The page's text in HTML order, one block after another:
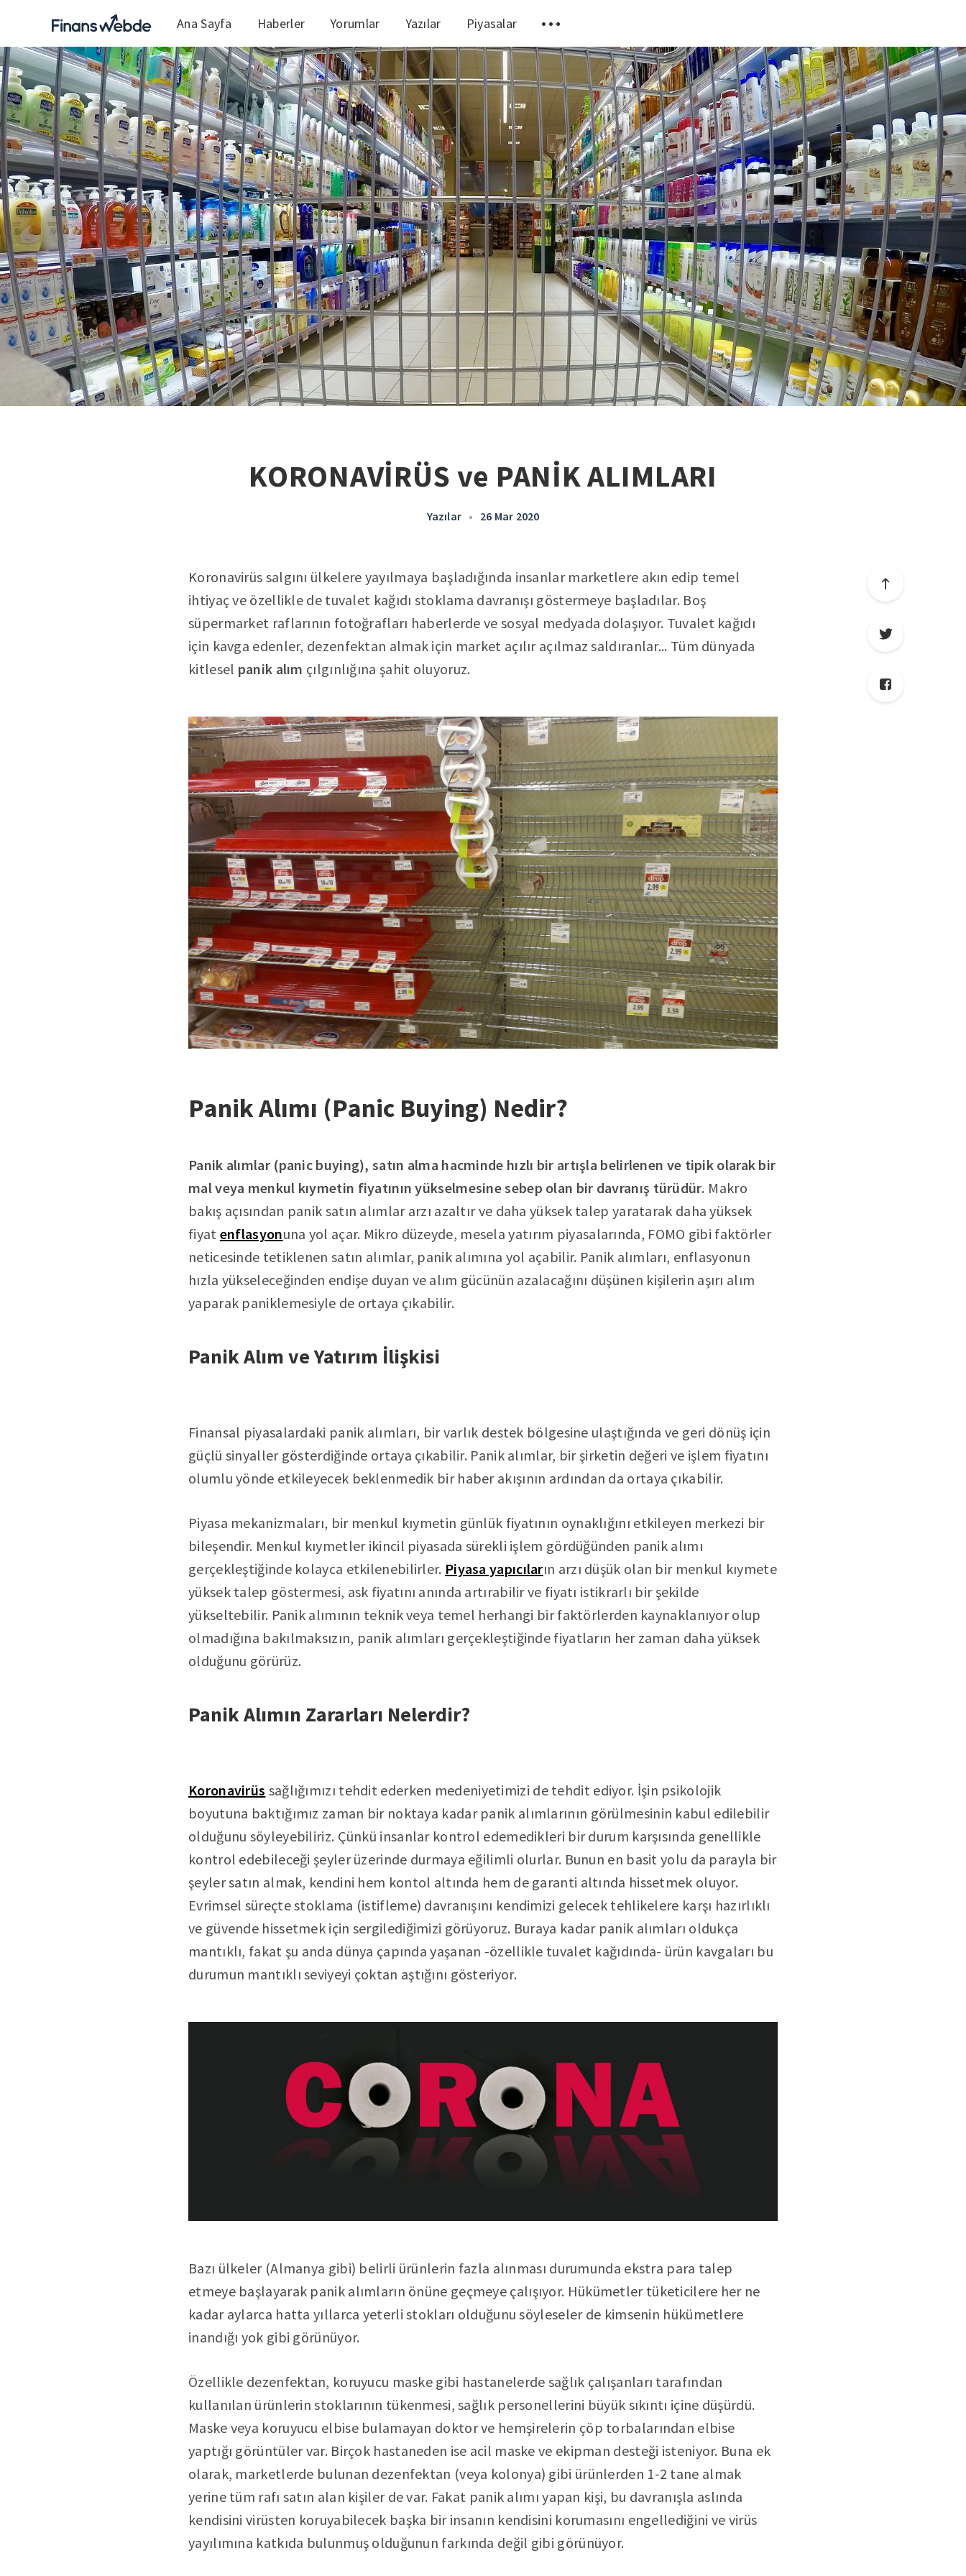
Ana Sayfa Haberler Yorumlar Yazılar Piyasalar
KORONAVİRÜS ve PANİK ALIMLARI
Yazılar • 26 Mar 2020
Koronavirüs salgını ülkelere yayılmaya başladığında insanlar marketlere akın edip temel
ihtiyaç ve özellikle de tuvalet kağıdı stoklama davranışı göstermeye başladılar. Boş
süpermarket raflarının fotoğrafları haberlerde ve sosyal medyada dolaşıyor. Tuvalet kağıdı
için kavga edenler, dezenfektan almak için market açılır açılmaz saldıranlar... Tüm dünyada
kitlesel panik alım çılgınlığına şahit oluyoruz.
Panik Alımı (Panic Buying) Nedir?
Panik alımlar (panic buying), satın alma hacminde hızlı bir artışla belirlenen ve tipik olarak bir
mal veya menkul kıymetin fiyatının yükselmesine sebep olan bir davranış türüdür. Makro
bakış açısından panik satın alımlar arzı azaltır ve daha yüksek talep yaratarak daha yüksek
fiyat enflasyonuna yol açar. Mikro düzeyde, mesela yatırım piyasalarında, FOMO gibi faktörler
neticesinde tetiklenen satın alımlar, panik alımına yol açabilir. Panik alımları, enflasyonun
hızla yükseleceğinden endişe duyan ve alım gücünün azalacağını düşünen kişilerin aşırı alım
yaparak paniklemesiyle de ortaya çıkabilir.
Panik Alım ve Yatırım İlişkisi
Finansal piyasalardaki panik alımları, bir varlık destek bölgesine ulaştığında ve geri dönüş için
güçlü sinyaller gösterdiğinde ortaya çıkabilir. Panik alımlar, bir şirketin değeri ve işlem fiyatını
olumlu yönde etkileyecek beklenmedik bir haber akışının ardından da ortaya çıkabilir.
Piyasa mekanizmaları, bir menkul kıymetin günlük fiyatının oynaklığını etkileyen merkezi bir
bileşendir. Menkul kıymetler ikincil piyasada sürekli işlem gördüğünden panik alımı
gerçekleştiğinde kolayca etkilenebilirler. Piyasa yapıcıların arzı düşük olan bir menkul kıymete
yüksek talep göstermesi, ask fiyatını anında artırabilir ve fiyatı istikrarlı bir şekilde
yükseltebilir. Panik alımının teknik veya temel herhangi bir faktörlerden kaynaklanıyor olup
olmadığına bakılmaksızın, panik alımları gerçekleştiğinde fiyatların her zaman daha yüksek
olduğunu görürüz.
Panik Alımın Zararları Nelerdir?
Koronavirüs sağlığımızı tehdit ederken medeniyetimizi de tehdit ediyor. İşin psikolojik
boyutuna baktığımız zaman bir noktaya kadar panik alımlarının görülmesinin kabul edilebilir
olduğunu söyleyebiliriz. Çünkü insanlar kontrol edemedikleri bir durum karşısında genellikle
kontrol edebileceği şeyler üzerinde durmaya eğilimli olurlar. Bunun en basit yolu da parayla bir
şeyler satın almak, kendini hem kontol altında hem de garanti altında hissetmek oluyor.
Evrimsel süreçte stoklama (istifleme) davranışını kendimizi gelecek tehlikelere karşı hazırlıklı
ve güvende hissetmek için sergilediğimizi görüyoruz. Buraya kadar panik alımları oldukça
mantıklı, fakat şu anda dünya çapında yaşanan -özellikle tuvalet kağıdında- ürün kavgaları bu
durumun mantıklı seviyeyi çoktan aştığını gösteriyor.
Bazı ülkeler (Almanya gibi) belirli ürünlerin fazla alınması durumunda ekstra para talep
etmeye başlayarak panik alımların önüne geçmeye çalışıyor. Hükümetler tüketicilere her ne
kadar aylarca hatta yıllarca yeterli stokları olduğunu söyleseler de kimsenin hükümetlere
inandığı yok gibi görünüyor.
Özellikle dezenfektan, koruyucu maske gibi hastanelerde sağlık çalışanları tarafından
kullanılan ürünlerin stoklarının tükenmesi, sağlık personellerini büyük sıkıntı içine düşürdü.
Maske veya koruyucu elbise bulamayan doktor ve hemşirelerin çöp torbalarından elbise
yaptığı görüntüler var. Birçok hastaneden ise acil maske ve ekipman desteği isteniyor. Buna ek
olarak, marketlerde bulunan dezenfektan (veya kolonya) gibi ürünlerden 1-2 tane almak
yerine tüm rafı satın alan kişiler de var. Fakat panik alımı yapan kişi, bu davranışla aslında
kendisini virüsten koruyabilecek başka bir insanın kendisini korumasını engellediğini ve virüs
yayılımına katkıda bulunmuş olduğunun farkında değil gibi görünüyor.